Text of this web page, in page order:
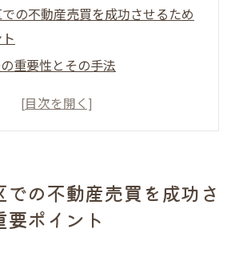
の不動産売買を成功させるため
重要性とその手法
性を生かした戦略の立て方
ュールの計画と実行
と税務面の注意点
での不動産売買を成功さ
ポイント